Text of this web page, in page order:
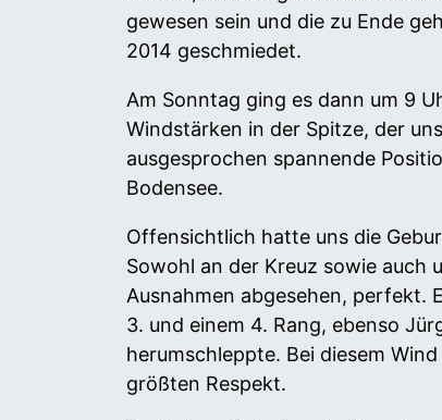
gewesen sein und die zu Ende
2014 geschmiedet.
Am Sonntag ging es dann um 9
Windstärken in der Spitze, der
ausgesprochen spannende
Bodensee.
Offensichtlich hatte uns die
Sowohl an der Kreuz sowie auch
Ausnahmen abgesehen, perfekt.
3. und einem 4. Rang, ebenso
herumschleppte. Bei diesem
größten Respekt.